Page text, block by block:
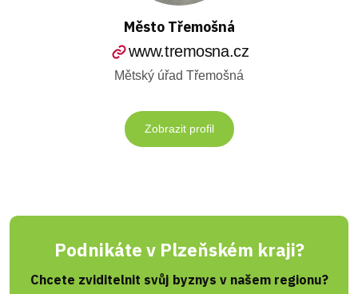
Město Třemošná
www.tremosna.cz
Mětský úřad Třemošná
Zobrazit profil
Podnikáte v Plzeňském kraji?
Chcete zviditelnit svůj byznys v našem regionu?